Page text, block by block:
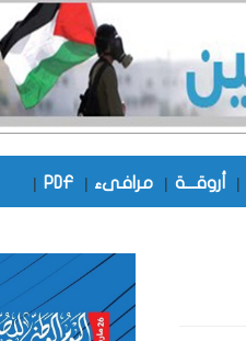
| أروقـــة | مرافىء |
PDF
|